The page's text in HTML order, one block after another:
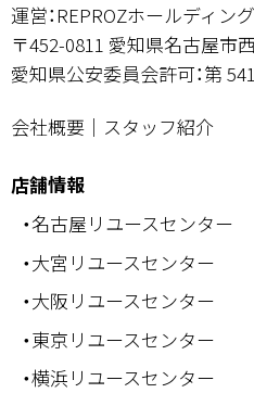
運営：REPROZホールディン
〒452-0811 愛知県名古屋市
愛知県公安委員会許可：第
会社概要 ｜ スタッフ紹介
店舗情報
・名古屋リユースセンター
・大宮リユースセンター
・大阪リユースセンター
・東京リユースセンター
・横浜リユースセンター